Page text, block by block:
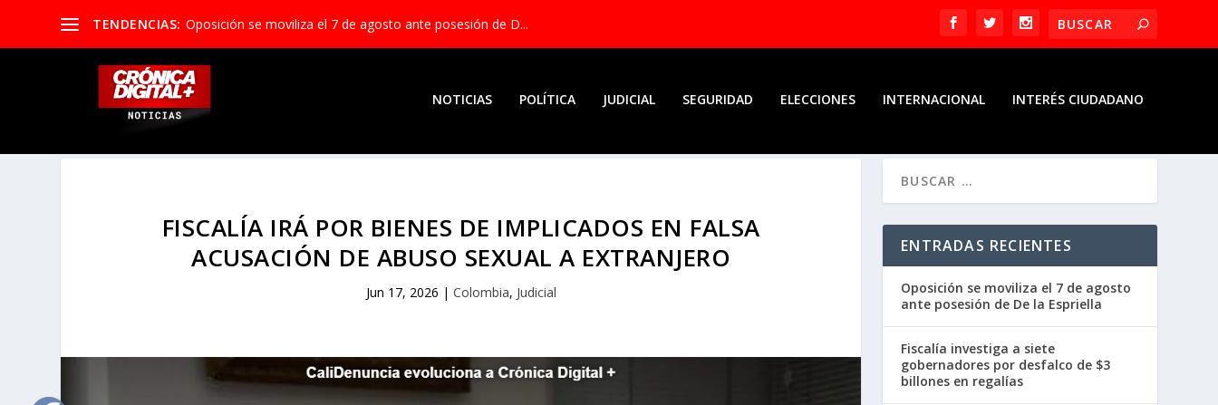
TENDENCIAS: Oposición se moviliza el 7 de agosto ante posesión de D...
NOTICIAS POLÍTICA JUDICIAL SEGURIDAD ELECCIONES INTERNACIONAL INTERÉS CIUDADANO
FISCALÍA IRÁ POR BIENES DE IMPLICADOS EN FALSA
ACUSACIÓN DE ABUSO SEXUAL A EXTRANJERO
Jun 17, 2026 | Colombia, Judicial
ENTRADAS RECIENTES
Oposición se moviliza el 7 de agosto
ante posesión de De la Espriella
Fiscalía investiga a siete
gobernadores por desfalco de $3
billones en regalías